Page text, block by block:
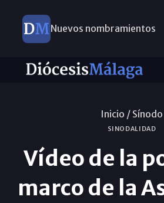
Nuevos nombramientos
Inicio / Sínodo
SINODALIDAD
Vídeo de la
marco de la